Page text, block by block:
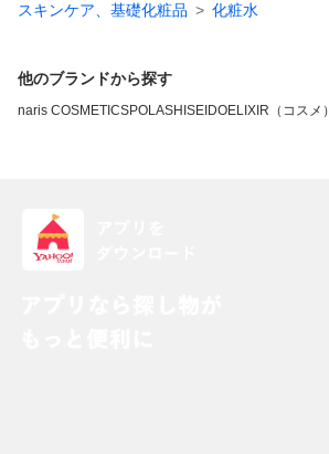
スキンケア、基礎化粧品
化粧水
他のブランドから探す
naris COSMETICSPOLASHISEIDOELIXIR（コスメ）